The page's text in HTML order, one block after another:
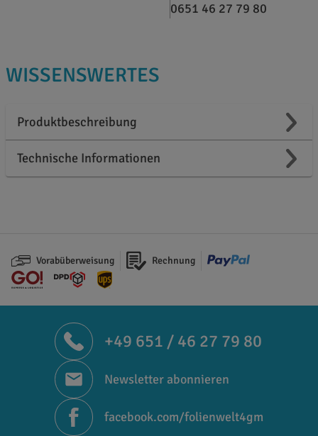
0651 46 27 79 80
WISSENSWERTES
Produktbeschreibung
Technische Informationen
Vorabüberweisung Rechnung
+49 651 / 46 27 79 80
Newsletter abonnieren
facebook.com/folienwelt4gm